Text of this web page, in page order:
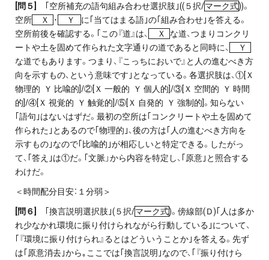
問５] ｢空所補充の語句組み合わせ選択肢｣((５択/マーク式))。
空所 Ｘ ･ Ｙ
に｢当てはまる語｣の｢組み合わせ｣を答える。
空所前後を確認する。｢この『道』は、
Ｘ
な道、つまりコンクリ
ートや土を固めて作られた文字通りの道であると同時に、
Ｙ
な道でもあります。つまり、『こっちにおいで』と人の進むべき方
向を示すもの、という意味です｣となっている。各選択肢は、①[Ｘ
物理的 Ｙ 比喩的]/②[Ｘ 一般的 Ｙ 個人的]/③[Ｘ 空間的 Ｙ 時間
的]/④[Ｘ 視覚的 Ｙ 触覚的]/⑤[Ｘ 自発的 Ｙ 強制的]。知らない
｢語句｣はないはずだ。最初の空所は｢コンクリートや土を固めて
作られた｣とあるので｢物理的｣、後の方は｢人の進むべき方向を
示すもの｣なので｢比喩的｣が相応しいと特定できる。したがっ
て、｢答え｣は①だ。｢文脈」から内容を特定し、｢原意｣と照合する
わけだ。
＜時間配分目安：１分弱＞
問６] ｢換言説明選択肢｣(５択/マーク式)。傍線部(Ｄ)｢人は多か
れ少なかれ環境に振り付けられながら行動している｣について、
｢『環境に振り付けられ』るとはどういうことか｣を答える。先ず
は｢原意消去｣から｡ここでは｢換言説明｣なので、｢『振り付けら